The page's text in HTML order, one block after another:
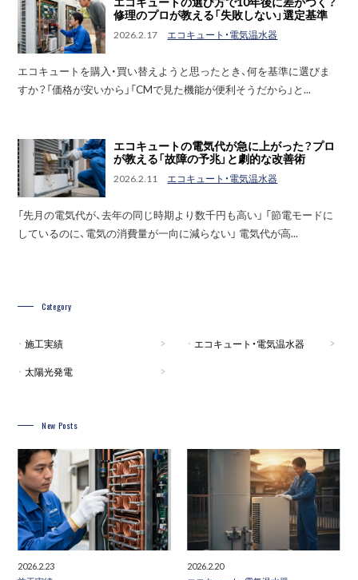
修理のプロが教える「失敗しない」選定基準
2026.2.17 エコキュート・電気温水器
エコキュートを購入・買い替えようと思ったとき、何を基準に選びま
すか？「価格が安いから」「CMで見た機能が便利そうだから」と...
エコキュートの電気代が急に上がった？プロ
が教える「故障の予兆」と劇的な改善術
2026.2.11 エコキュート・電気温水器
「先月の電気代が、去年の同じ時期より数千円も高い」 「節電モードに
しているのに、電気の消費量が一向に減らない」 電気代が高...
Category
施工実績
エコキュート・電気温水器
太陽光発電
New Posts
2026.2.23
2026.2.20